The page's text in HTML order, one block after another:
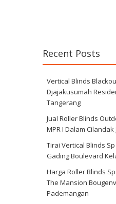
Recent Posts
Vertical Blinds
Djajakusumah
Tangerang
Jual Roller Blinds
MPR I Dalam Cilandak
Tirai Vertical Blinds
Gading Boulevard
Harga Roller Blinds
The Mansion
Pademangan